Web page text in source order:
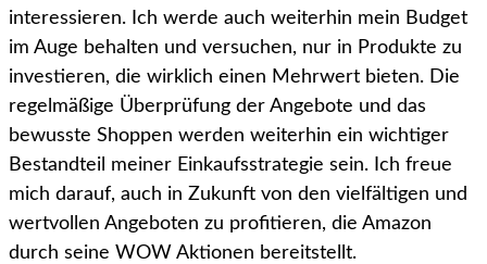
interessieren. Ich werde auch weiterhin mein Budget
im Auge behalten und versuchen, nur in Produkte zu
investieren, die wirklich einen Mehrwert bieten. Die
regelmäßige Überprüfung der Angebote und das
bewusste Shoppen werden weiterhin ein wichtiger
Bestandteil meiner Einkaufsstrategie sein. Ich freue
mich darauf, auch in Zukunft von den vielfältigen und
wertvollen Angeboten zu profitieren, die Amazon
durch seine WOW Aktionen bereitstellt.